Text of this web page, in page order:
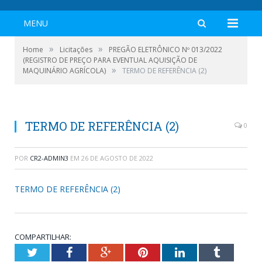
MENU
Home » Licitações »
PREGÃO ELETRÔNICO Nº 013/2022
(REGISTRO DE PREÇO PARA EVENTUAL AQUISIÇÃO DE
MAQUINÁRIO AGRÍCOLA) » TERMO DE REFERÊNCIA (2)
TERMO DE REFERÊNCIA (2) 0
POR CR2-ADMIN3 EM 26 DE AGOSTO DE 2022
TERMO DE REFERÊNCIA (2)
COMPARTILHAR:
TwitterFacebookGoogle+PinterestLinkedInTumblr